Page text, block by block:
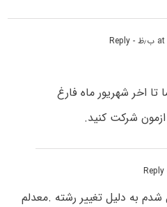
- Reply
اخر شهریور ماه فارغ
شرکت کنید.
به دلیل تغییر رشته .معدلم